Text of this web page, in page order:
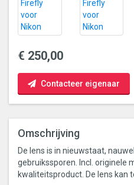
€ 250,00
Contacteer eigenaar
Omschrijving
De lens is in nieuwstaat,
gebruikssporen. Incl. originele
kwaliteitsproduct. De lens kan